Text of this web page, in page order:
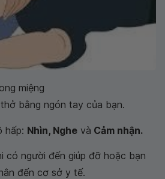
miệng
bằng ngón tay của bạn.
hấp: Nhìn, Nghe và Cảm nhận.
có người đến giúp đỡ hoặc bạn
đến cơ sở y tế.